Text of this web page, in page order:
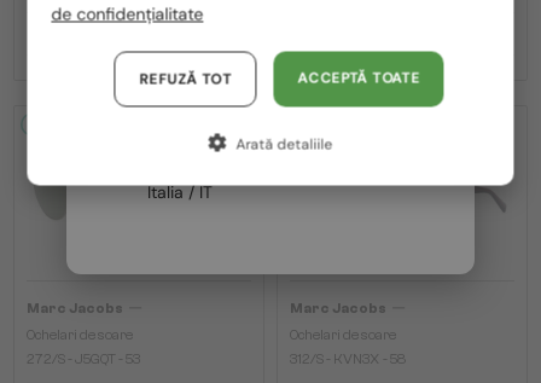
Marc Jacobs
Ochelari de soare
272/S - J5GQT - 53
Marc Jacobs
Ochelari de soare
312/S - KVN3X - 58
United Arab Emirates / EN
Austria / AT
Germania / DE
Franța / FR
Italia / IT
de confidențialitate
ACCEPTĂ TOATE
REFUZĂ TOT
Arată detaliile